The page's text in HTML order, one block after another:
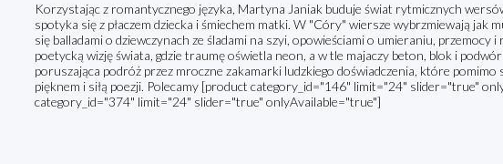
Korzystając z romantycznego języka, Martyna Janiak buduje świat rytmicznych
spotyka się z płaczem dziecka i śmiechem matki. W "Córy" wiersze wybrzmiewają jak
się balladami o dziewczynach ze śladami na szyi, opowieściami o umieraniu, przemocy
poetycką wizję świata, gdzie traumę oświetla neon, a w tle majaczy beton, blok i
poruszająca podróż przez mroczne zakamarki ludzkiego doświadczenia, które
pięknem i siłą poezji. Polecamy [product category_id="146" limit="24" slider="true"
category_id="374" limit="24" slider="true" onlyAvailable="true"]